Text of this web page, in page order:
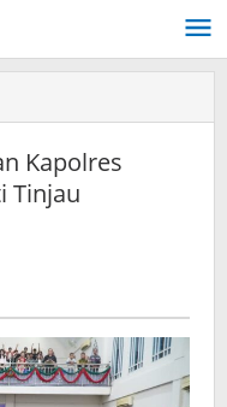
Sambas
Kapolres
Tinjau